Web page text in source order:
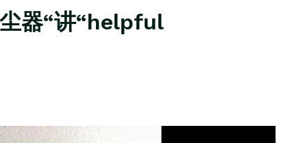
器“讲“helpful